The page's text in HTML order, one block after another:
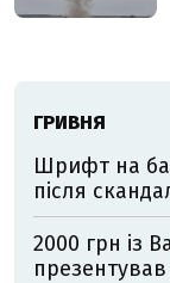
ГРИВНЯ
Шрифт на
після
2000 грн із